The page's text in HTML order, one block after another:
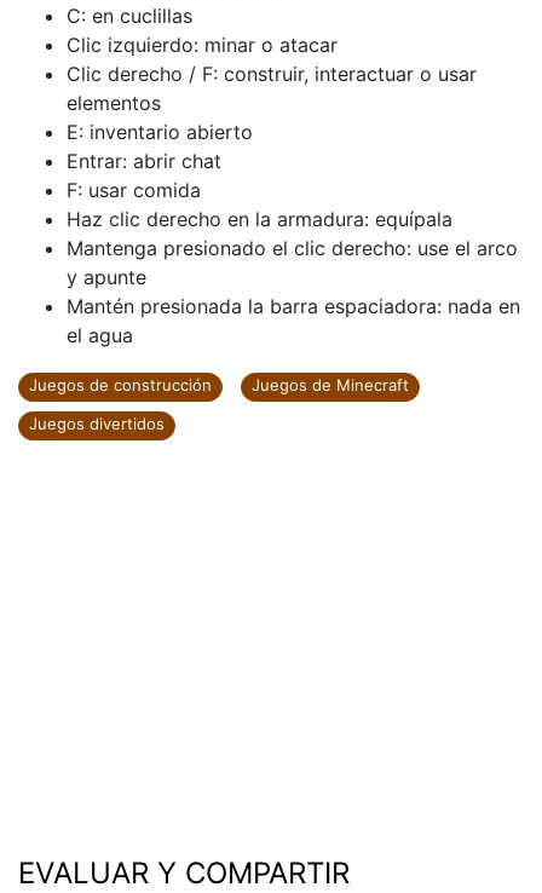
C: en cuclillas
Clic izquierdo: minar o atacar
Clic derecho / F: construir, interactuar o usar
elementos
E: inventario abierto
Entrar: abrir chat
F: usar comida
Haz clic derecho en la armadura: equípala
Mantenga presionado el clic derecho: use el arco
y apunte
Mantén presionada la barra espaciadora: nada en
el agua
Juegos de construcción
Juegos de Minecraft
Juegos divertidos
EVALUAR Y COMPARTIR